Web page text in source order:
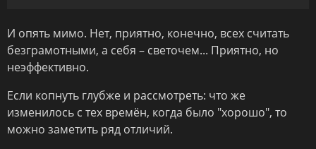
И опять мимо. Нет, приятно, конечно, всех считать
безграмотными, а себя – светочем... Приятно, но
неэффективно.
Если копнуть глубже и рассмотреть: что же
изменилось с тех времён, когда было "хорошо", то
можно заметить ряд отличий.